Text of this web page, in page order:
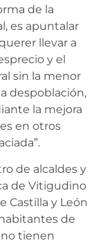
de la
es apuntalar
llevar a
y el
sin la menor
despoblación,
la mejora
en otros
de alcaldes y
de Vitigudino
Castilla y León
de
no tienen